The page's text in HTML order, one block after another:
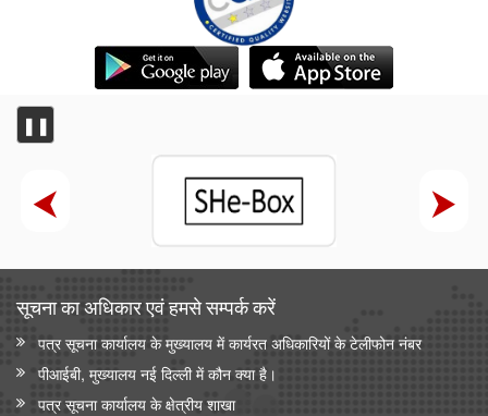
❚❚
सूचना का अधिकार एवं हमसे सम्‍पर्क करें
पत्र सूचना कार्यालय के मुख्यालय में कार्यरत अधिकारियों के टेलीफोन नंबर
पीआईबी, मुख्यालय नई दिल्ली में कौन क्या है।
पत्र सूचना कार्यालय के क्षेत्रीय शाखा